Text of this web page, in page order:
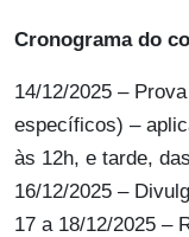
Cronograma do
14/12/2025 –
específicos) –
às 12h, e tarde,
16/12/2025 –
17 a 18/12/2025 –